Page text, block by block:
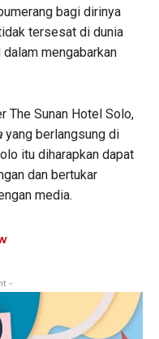
bagi dirinya
tersesat di dunia
mengabarkan
The Sunan Hotel Solo,
yang berlangsung di
itu diharapkan dapat
dan bertukar
media.
-